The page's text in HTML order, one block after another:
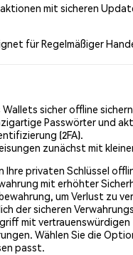
mit sicheren
fürRegelmäßiger
sicher offline
Passwörter und
(2FA).
zunächst mit
Ihre privaten Schlüssel
mit erhöhter
um Verlust zu
der sicheren
mit vertrauenswürdigen
Wählen Sie die
passt.